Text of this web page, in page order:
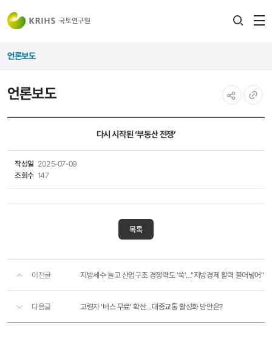
언론보도
언론보도
다시 시작된 ‘부동산 전쟁’
작성일 2025-07-09
조회수 147
목록
이전글 지방세수 늘고 산업구조 경쟁력도 '쑥'…"지방경제 활력 불어넣어"
다음글 고령자 ‘버스 무료’ 확산…대중교통 활성화 방안은?